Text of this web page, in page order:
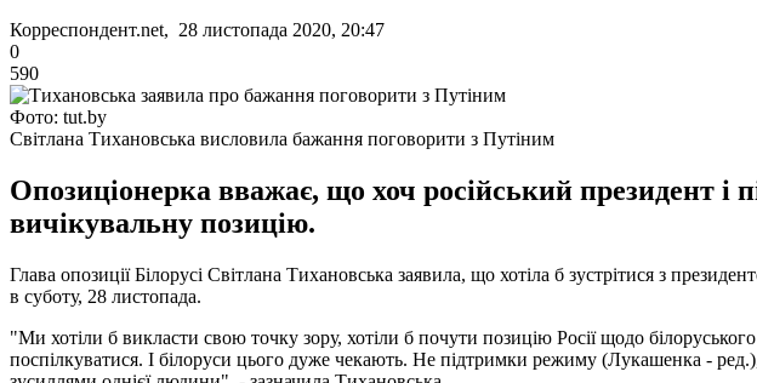
Корреспондент.net, 28 листопада 2020, 20:47
0
590
Фото: tut.by
Світлана Тихановська висловила бажання поговорити з Путіним
Опозиціонерка вважає, що хоч російський президент
вичікувальну позицію.
Глава опозиції Білорусі Світлана Тихановська заявила, що хотіла б зустрітися з
в суботу, 28 листопада.
"Ми хотіли б викласти свою точку зору, хотіли б почути позицію Росії щодо
поспілкуватися. І білоруси цього дуже чекають. Не підтримки режиму (Лукашенка -